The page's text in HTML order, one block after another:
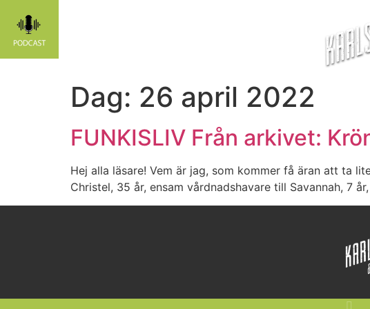
Dag: 26 april 2022
FUNKISLIV Från arkivet:
Hej alla läsare! Vem är jag, som kommer få äran att ta
Christel, 35 år, ensam vårdnadshavare till Savannah, 7